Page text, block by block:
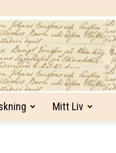
Mitt Liv